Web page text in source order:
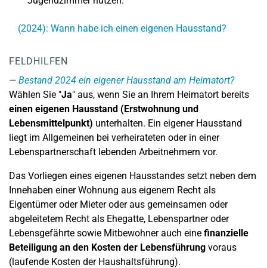
(2024): Wann habe ich einen eigenen Hausstand?
FELDHILFEN
Bestand 2024 ein eigener Hausstand am Heimatort?
Wählen Sie "Ja" aus, wenn Sie an Ihrem Heimatort bereits
einen eigenen Hausstand (Erstwohnung und
Lebensmittelpunkt) unterhalten. Ein eigener Hausstand
liegt im Allgemeinen bei verheirateten oder in einer
Lebenspartnerschaft lebenden Arbeitnehmern vor.
Das Vorliegen eines eigenen Hausstandes setzt neben dem
Innehaben einer Wohnung aus eigenem Recht als
Eigentümer oder Mieter oder aus gemeinsamen oder
abgeleitetem Recht als Ehegatte, Lebenspartner oder
Lebensgefährte sowie Mitbewohner auch eine finanzielle
Beteiligung an den Kosten der Lebensführung voraus
(laufende Kosten der Haushaltsführung).